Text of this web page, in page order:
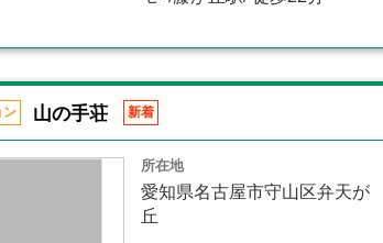
ン 山の手荘 新着
所在地
愛知県名古屋市守山区弁天が
丘